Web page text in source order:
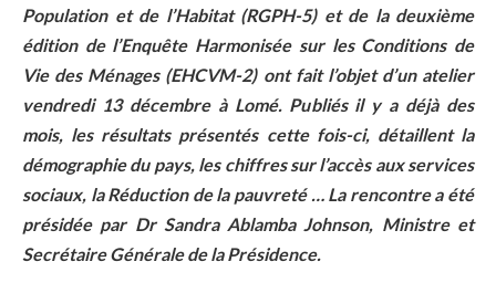
Population et de l’Habitat (RGPH-5) et de la deuxième
édition de l’Enquête Harmonisée sur les Conditions de
Vie des Ménages (EHCVM-2) ont fait l’objet d’un atelier
vendredi 13 décembre à Lomé. Publiés il y a déjà des
mois, les résultats présentés cette fois-ci, détaillent la
démographie du pays, les chiffres sur l’accès aux services
sociaux, la Réduction de la pauvreté … La rencontre a été
présidée par Dr Sandra Ablamba Johnson, Ministre et
Secrétaire Générale de la Présidence.